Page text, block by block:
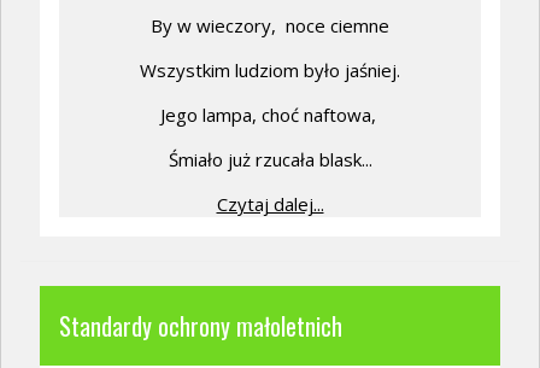
By w wieczory, noce ciemne
Wszystkim ludziom było jaśniej.
Jego lampa, choć naftowa,
Śmiało już rzucała blask...
Czytaj dalej...
Standardy ochrony małoletnich